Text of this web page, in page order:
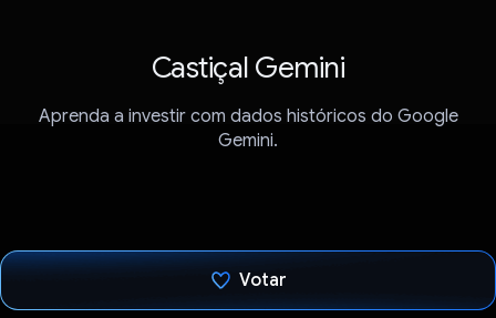
Castiçal Gemini
Aprenda a investir com dados históricos do Google
Gemini.
Votar